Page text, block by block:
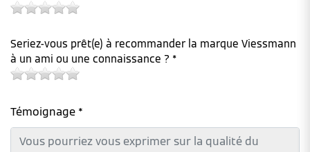
Seriez-vous prêt(e) à recommander la marque Viessmann
à un ami ou une connaissance ? *
Témoignage *